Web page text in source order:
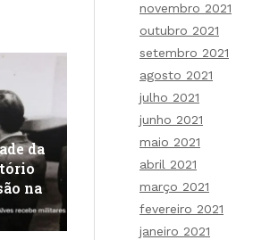
da
na
novembro 2021
outubro 2021
setembro 2021
agosto 2021
julho 2021
junho 2021
maio 2021
abril 2021
março 2021
fevereiro 2021
janeiro 2021